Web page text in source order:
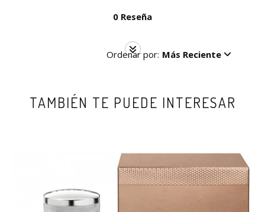
0 Reseña
Ordenar por: Más Reciente
TAMBIÉN TE PUEDE INTERESAR